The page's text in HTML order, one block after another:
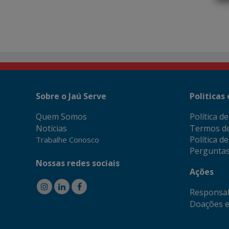
Sobre o Jaú Serve
Quem Somos
Notícias
Trabalhe Conosco
Nossas redes sociais
Politicas
Política
Termos
Política
Ações
Doações